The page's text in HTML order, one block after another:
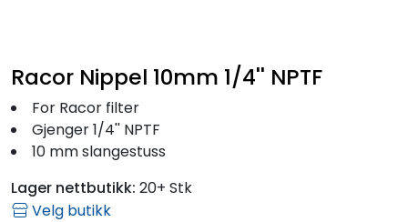
Racor Nippel 10mm 1/4'' NPTF
For Racor filter
Gjenger 1/4'' NPTF
10 mm slangestuss
Lager nettbutikk: 20+ Stk
Velg butikk
Båtpleie/Opplag
Seil
Outlet